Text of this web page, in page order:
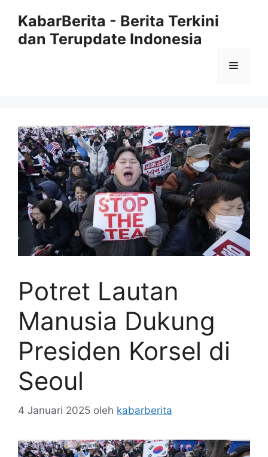
KabarBerita - Berita Terkini
dan Terupdate Indonesia
Menu
Potret Lautan
Manusia Dukung
Presiden Korsel di
Seoul
4 Januari 2025 oleh kabarberita